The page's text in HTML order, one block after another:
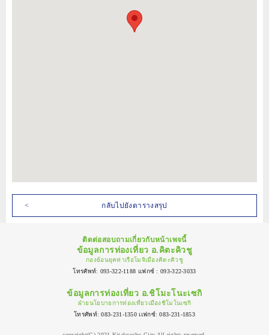
กลับไปยังตารางสรุป
ติดต่อสอบถามเกี่ยวกับหน้าเพจนี้
ข้อมูลการท่องเที่ยว อ.คิตะคิวชู
กองย้อนยุคท่าเรือโมจิเมืองคิตะคิวชู
โทรศัพท์: 093-322-1188 เเฟกซ์ : 093-322-3033
ข้อมูลการท่องเที่ยว อ.ชิโมะโนะเซกิ
ฝ่ายนโยบายการท่องเที่ยวเมืองชิโมโนเซกิ
โทรศัพท์: 083-231-1350 เเฟกซ์: 083-231-1853